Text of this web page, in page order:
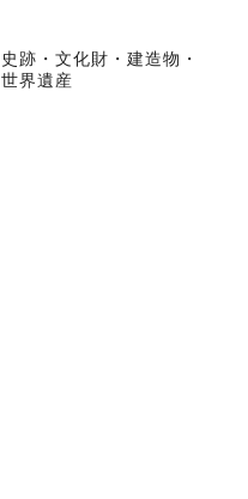
史跡・文化財・建造物・
世界遺産